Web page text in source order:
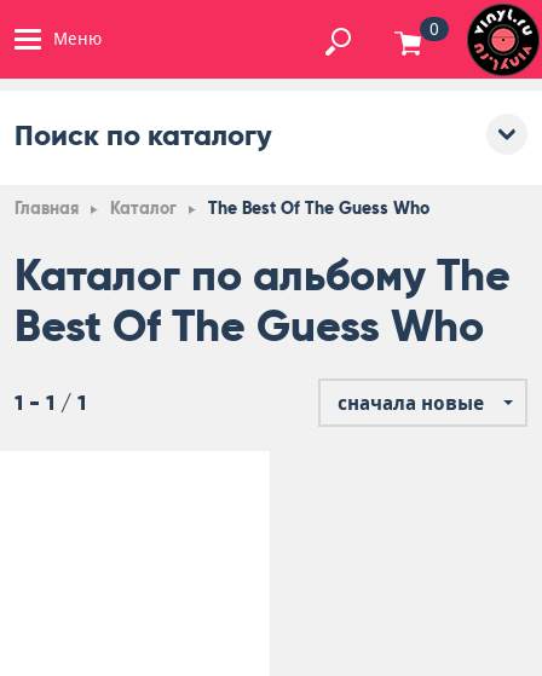
Меню 0
Поиск по каталогу
Главная Каталог The Best Of The Guess Who
Каталог по альбому The
Best Of The Guess Who
1 - 1 / 1 сначала новые